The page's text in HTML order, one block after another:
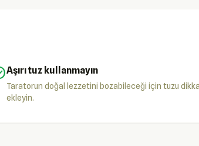
Aşırı tuz kullanmayın
Taratorun doğal lezzetini bozabileceği için tuzu
ekleyin.